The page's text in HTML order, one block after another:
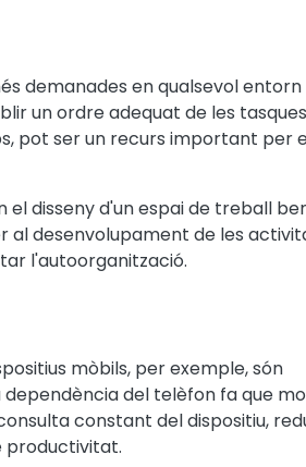
demanades en qualsevol entorn
un ordre adequat de les
pot ser un recurs important per
disseny d'un espai de treball
al desenvolupament de les
l'autoorganització.
mòbils, per exemple, són
del telèfon fa que
constant del dispositiu,
productivitat.